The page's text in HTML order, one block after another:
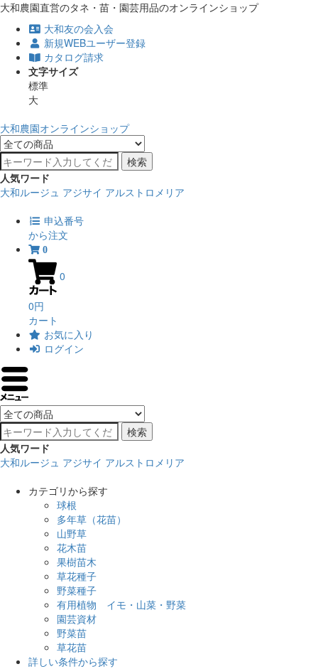
大和農園直営のタネ・苗・園芸用品のオンラインショップ
大和友の会入会
新規WEBユーザー登録
カタログ請求
文字サイズ
標準
大
大和農園オンラインショップ
検索
人気ワード
大和ルージュ アジサイ アルストロメリア
申込番号
から注文
0
0
0円
カート
お気に入り
ログイン
検索
人気ワード
大和ルージュ アジサイ アルストロメリア
カテゴリから探す
球根
多年草（花苗）
山野草
花木苗
果樹苗木
草花種子
野菜種子
有用植物 イモ・山菜・野菜
園芸資材
野菜苗
草花苗
詳しい条件から探す